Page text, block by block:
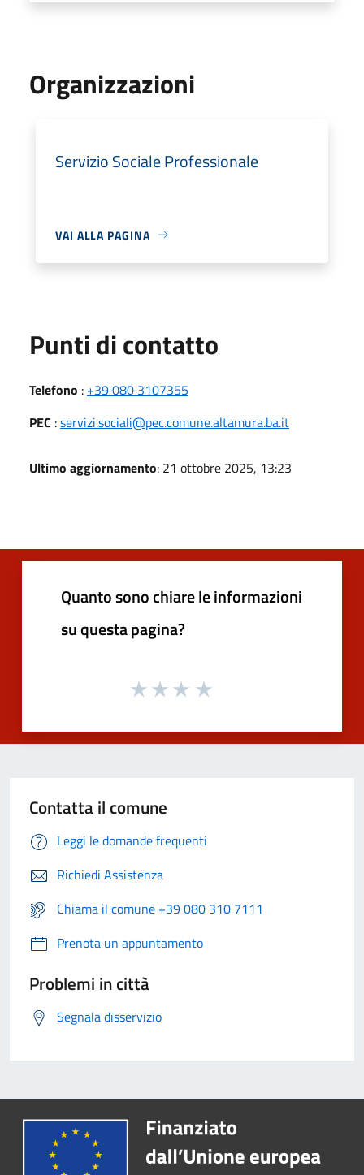
Organizzazioni
Servizio Sociale Professionale
VAI ALLA PAGINA
Punti di contatto
Telefono : +39 080 3107355
PEC :servizi.sociali@pec.comune.altamura.ba.it
Ultimo aggiornamento: 21 ottobre 2025, 13:23
Quanto sono chiare le informazioni
su questa pagina?
Contatta il comune
Leggi le domande frequenti
Richiedi Assistenza
Chiama il comune +39 080 310 7111
Prenota un appuntamento
Problemi in città
Segnala disservizio